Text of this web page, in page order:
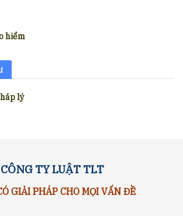
hiểm
lý
CÔNG TY LUẬT TLT
GIẢI PHÁP CHO MỌI VẤN ĐỀ